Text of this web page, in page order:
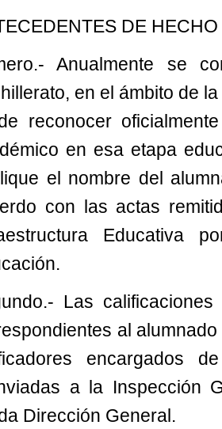
DE HECHO
Anualmente se
en el ámbito de
reconocer
en esa etapa
el nombre del
con las actas
Educativa
Las
al
encargados
a la Inspección
Dirección General.